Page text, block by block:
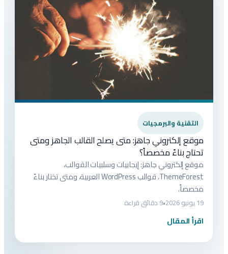
التقنية والبرمجيات
موقع إلكتروني جاهز: متى يصلح القالب الجاهز ومتى
تحتاج بناءً مخصصاً؟
موقع إلكتروني جاهز: إيجابيات وسلبيات القوالب،
ThemeForest، قوالب WordPress العربية، ومتى تختار بناءً
مخصصاً.
19 يونيو 2026 •9 دقائق قراءة
اقرأ المقال